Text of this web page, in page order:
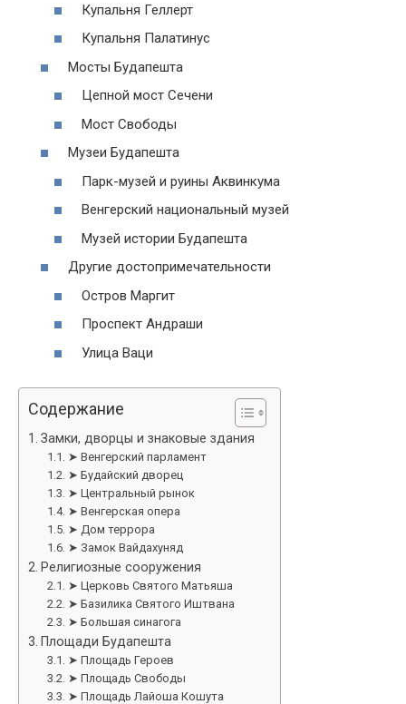
Купальня Геллерт
Купальня Палатинус
Мосты Будапешта
Цепной мост Сечени
Мост Свободы
Музеи Будапешта
Парк-музей и руины Аквинкума
Венгерский национальный музей
Музей истории Будапешта
Другие достопримечательности
Остров Маргит
Проспект Андраши
Улица Ваци
Содержание
Замки, дворцы и знаковые здания
➤ Венгерский парламент
➤ Будайский дворец
➤ Центральный рынок
➤ Венгерская опера
➤ Дом террора
➤ Замок Вайдахуняд
Религиозные сооружения
➤ Церковь Святого Матьяша
➤ Базилика Святого Иштвана
➤ Большая синагога
Площади Будапешта
➤ Площадь Героев
➤ Площадь Свободы
➤ Площадь Лайоша Кошута